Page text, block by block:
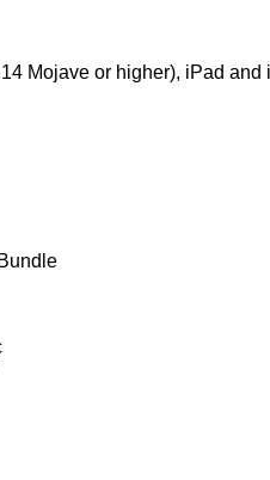
Mojave or higher), iPad and